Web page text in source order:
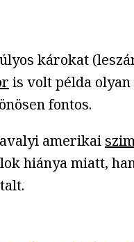
károkat
is volt példa
fontos.
amerikai
hiánya miatt,